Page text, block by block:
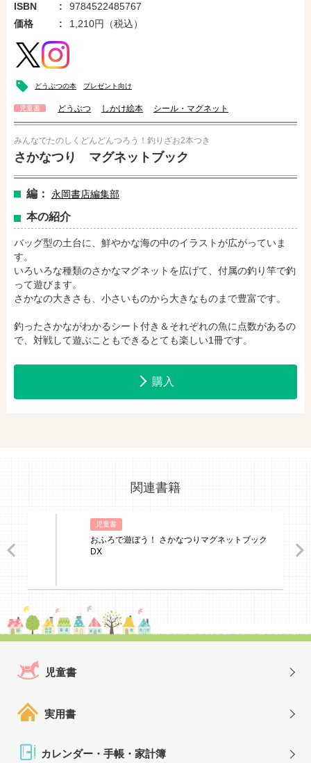
ISBN
9784522485767
価格
1,210円（税込）
どうぶつの本 プレゼント向け
児童書 どうぶつ しかけ絵本 シール・マグネット
みんなでたのしくどんどんつろう！釣りざお2本つき
さかなつり マグネットブック
編： 永岡書店編集部
本の紹介
バッグ型の土台に、鮮やかな海の中のイラストが広がっていま
す。
いろいろな種類のさかなマグネットを広げて、付属の釣り竿で釣
って遊びます。
さかなの大きさも、小さいものから大きなものまで豊富です。
釣ったさかながわかるシート付き＆それぞれの魚に点数があるの
で、対戦して遊ぶこともできるとても楽しい1冊です。
購入
amazonで購入
関連書籍
児童書
おふろで遊ぼう！ さかなつりマグネットブック
DX
児童書
実用書
カレンダー・手帳・家計簿